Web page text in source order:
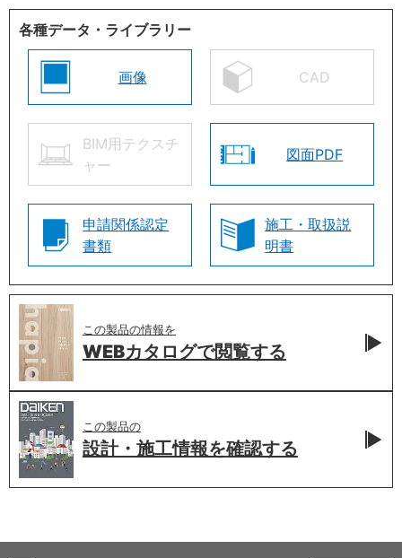
各種データ・ライブラリー
画像 CAD
BIM用テクスチ
ャー
図面PDF
申請関係認定
書類
施工・取扱説
明書
この製品の情報を
WEBカタログで閲覧する
この製品の
設計・施工情報を確認する